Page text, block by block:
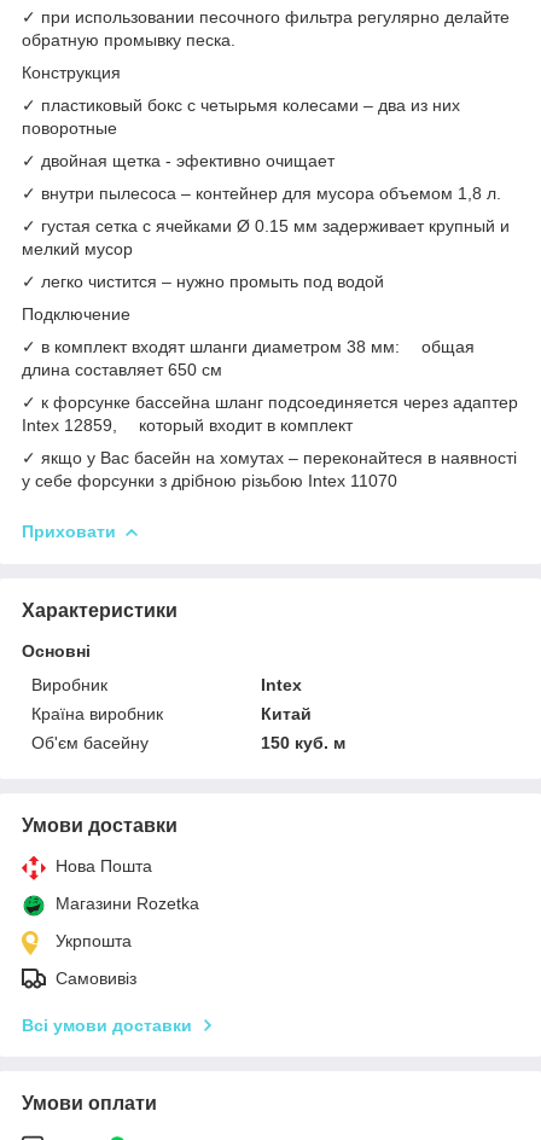
✓ при использовании песочного фильтра регулярно делайте
обратную промывку песка.
Конструкция
✓ пластиковый бокс c четырьмя колесами – два из них
поворотные
✓ двойная щетка - эфективно очищает
✓ внутри пылесоса – контейнер для мусора объемом 1,8 л.
✓ густая сетка с ячейками Ø 0.15 мм задерживает крупный и
мелкий мусор
✓ легко чистится – нужно промыть под водой
Подключение
✓ в комплект входят шланги диаметром 38 мм: общая
длина составляет 650 см
✓ к форсунке бассейна шланг подсоединяется через адаптер
Intex 12859, который входит в комплект
✓ якщо у Вас басейн на хомутах – переконайтеся в наявності
у себе форсунки з дрібною різьбою Intex 11070
Приховати
Характеристики
Основні
Виробник
Intex
Країна виробник
Китай
Об'єм басейну
150 куб. м
Умови доставки
Нова Пошта
Магазини Rozetka
Укрпошта
Самовивіз
Всі умови доставки
Умови оплати